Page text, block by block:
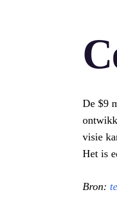
De $9
visie
Het is
Bron: